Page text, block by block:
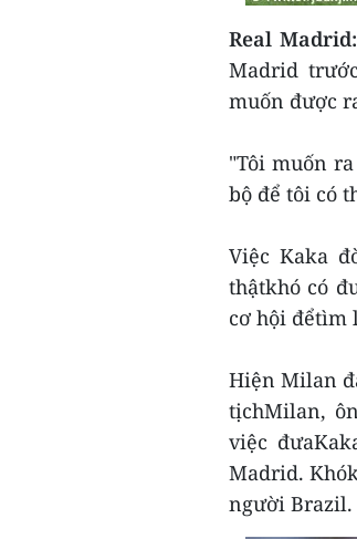
Real Madrid:
Madrid
muốn được
"Tôi muốn
bộ để tôi có
Việc Kaka
thậtkhó có
cơ hội đểtìm
Hiện Milan
tịchMilan,
việc
Madrid.
người Brazil.